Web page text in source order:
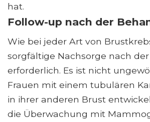
hat.
Follow-up nach der
Wie bei jeder Art von
sorgfältige Nachsorge nach
erforderlich. Es ist nicht
Frauen mit einem tubulären
in ihrer anderen Brust
die Überwachung mit